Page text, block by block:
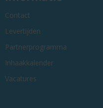
Contact
Levertijden
Partnerprogramma
Inhaakkalender
Vacatures